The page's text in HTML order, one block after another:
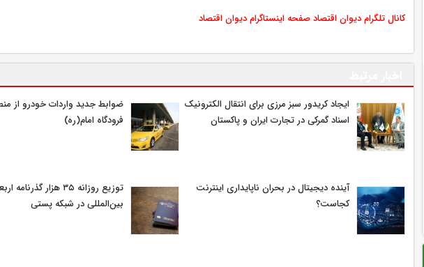
کانال تلگرام دیوان اقتصادصفحه اینستاگرام دیوان اقتصاد
ایجاد کریدور سبز مرزی برای انتقال الکترونیک
اسناد گمرکی در تجارت ایران و پاکستان
ضوابط جدید واردات خودرو از
فرودگاه امام(ره)
آینده دیجیتال در بحران ناپایداری اینترنت
کجاست؟
توزیع روزانه ۳۵ هزار
بین‌المللی در شبکه پستی